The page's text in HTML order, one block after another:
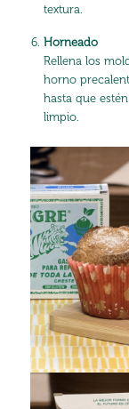
textura.
Horneado
Rellena los
horno
hasta que
limpio.